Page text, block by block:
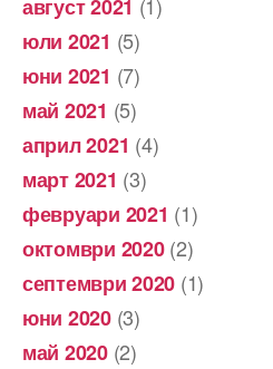
август 2021
юли 2021 (5)
юни 2021 (7)
май 2021 (5)
април 2021 (4)
март 2021 (3)
февруари 2021 (1)
октомври 2020(2)
септември 2020 (1)
юни 2020(3)
май 2020(2)